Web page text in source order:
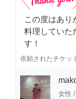
この度はあり
料理していた
す！
依頼されたチケッ
女性 /